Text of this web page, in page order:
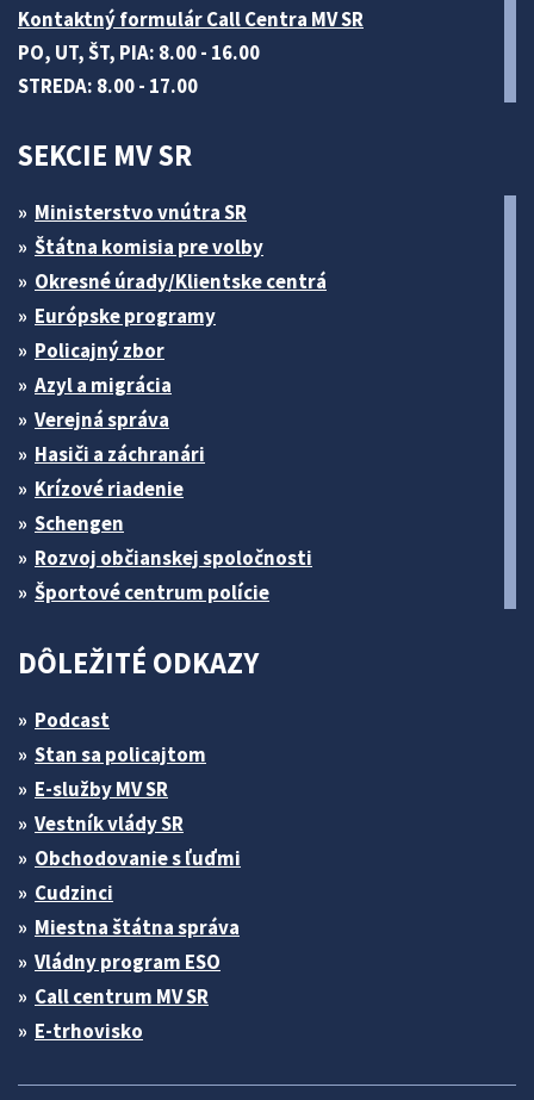
Kontaktný formulár Call Centra MV SR
PO, UT, ŠT, PIA: 8.00 - 16.00
STREDA: 8.00 - 17.00
SEKCIE MV SR
Ministerstvo vnútra SR
Štátna komisia pre volby
Okresné úrady/Klientske centrá
Európske programy
Policajný zbor
Azyl a migrácia
Verejná správa
Hasiči a záchranári
Krízové riadenie
Schengen
Rozvoj občianskej spoločnosti
Športové centrum polície
DÔLEŽITÉ ODKAZY
Podcast
Stan sa policajtom
E-služby MV SR
Vestník vlády SR
Obchodovanie s ľuďmi
Cudzinci
Miestna štátna správa
Vládny program ESO
Call centrum MV SR
E-trhovisko